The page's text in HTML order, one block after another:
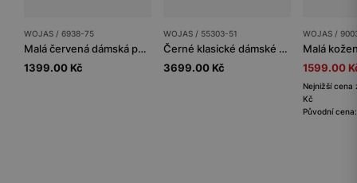
WOJAS / 6938-75
Malá červená dámská peněženka s RFID ochranou proti krádeži
1399.00 Kč
WOJAS / 55303-51
Černé klasické dámské kotníčkové boty na jehle
3699.00 Kč
WOJAS /
1599.00
Nejnižší cena
Kč
Původní